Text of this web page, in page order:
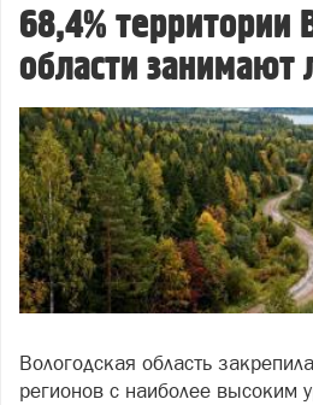
68,4% территории
области занимают
Вологодская область
регионов с наиболее высоким